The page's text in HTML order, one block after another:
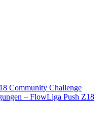
Community Challenge
– FlowLiga Push Z18